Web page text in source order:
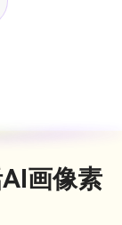
画像素